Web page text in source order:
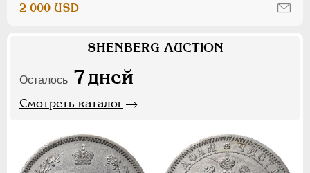
2 000 USD
SHENBERG AUCTION
Осталось 7дней
Смотреть каталог